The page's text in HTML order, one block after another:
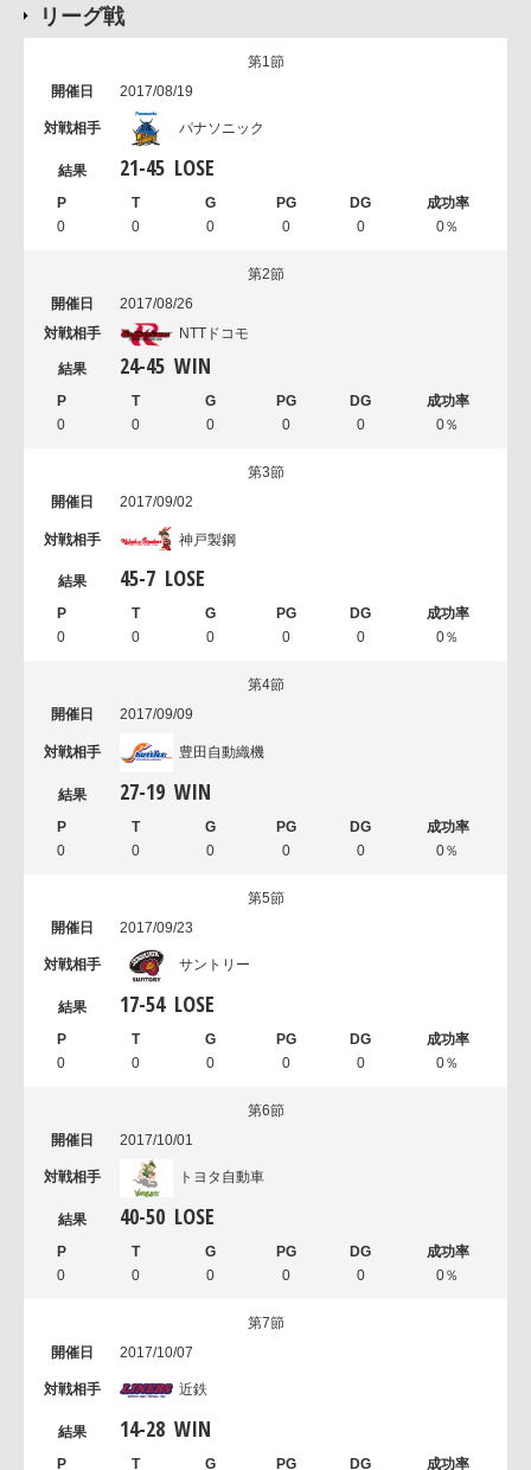
リーグ戦
第1節
2017/08/19
パナソニック
21-45 LOSE
0 0 0 0 0 0％
第2節
2017/08/26
NTTドコモ
24-45 WIN
0 0 0 0 0 0％
第3節
2017/09/02
神戸製鋼
45-7 LOSE
0 0 0 0 0 0％
第4節
2017/09/09
豊田自動織機
27-19 WIN
0 0 0 0 0 0％
第5節
2017/09/23
サントリー
17-54 LOSE
0 0 0 0 0 0％
第6節
2017/10/01
トヨタ自動車
40-50 LOSE
0 0 0 0 0 0％
第7節
2017/10/07
近鉄
14-28 WIN